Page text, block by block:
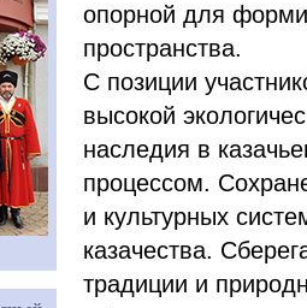
опорной для
пространства.
C позиции
высокой
наследия в
процессом.
и культурных
казачества.
традиции и